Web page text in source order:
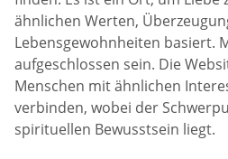
ähnlichen Werten,
Lebensgewohnheiten basiert.
aufgeschlossen sein. Die
Menschen mit ähnlichen
verbinden, wobei der
spirituellen Bewusstsein liegt.